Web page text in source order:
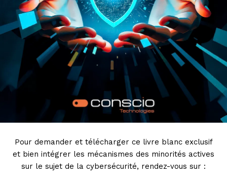
Pour demander et télécharger ce livre blanc exclusif
et bien intégrer les mécanismes des minorités actives
sur le sujet de la cybersécurité, rendez-vous sur :